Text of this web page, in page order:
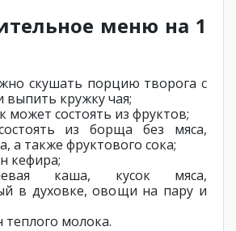
меню на 1
скушать порцию творога с
выпить кружку чая;
может состоять из фруктов;
из борща без мяса,
а также фруктового сока;
кефира;
каша, кусок мяса,
в духовке, овощи на пару и
теплого молока.